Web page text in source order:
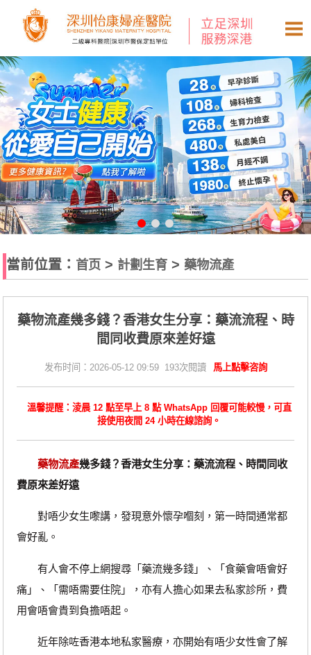
當前位置： 首页 > 計劃生育 > 藥物流產
藥物流產幾多錢？香港女生分享：藥流流程、時
間同收費原來差好遠
发布时间：2026-05-12 09:59 193次閱讀 馬上點擊咨詢
溫馨提醒：淩晨 12 點至早上 8 點 WhatsApp 回覆可能較慢，可直
接使用夜間 24 小時在線諮詢。
藥物流產幾多錢？香港女生分享：藥流流程、時間同收
費原來差好遠
對唔少女生嚟講，發現意外懷孕嗰刻，第一時間通常都
會好亂。
有人會不停上網搜尋「藥流幾多錢」、「食藥會唔會好
痛」、「需唔需要住院」，亦有人擔心如果去私家診所，費
用會唔會貴到負擔唔起。
近年除咗香港本地私家醫療，亦開始有唔少女性會了解